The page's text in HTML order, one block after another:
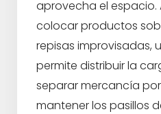
aprovecha el espacio.
colocar productos
repisas improvisadas,
permite distribuir la
separar mercancía
mantener los pasillos